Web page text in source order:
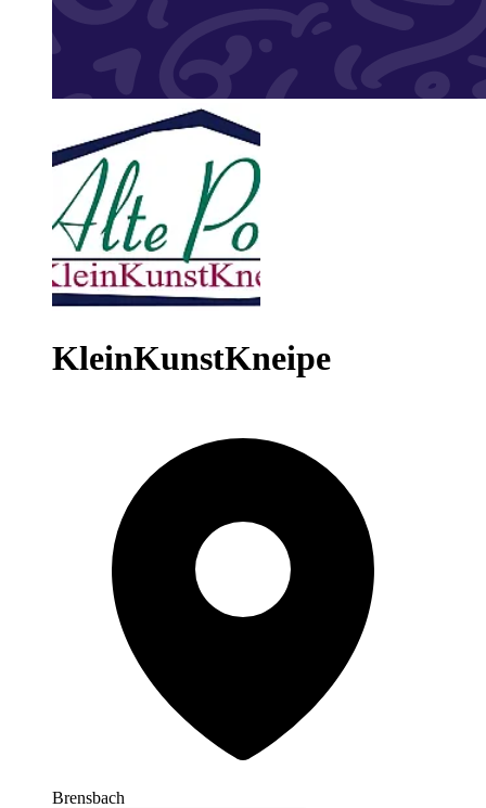
KleinKunstKneipe
Brensbach